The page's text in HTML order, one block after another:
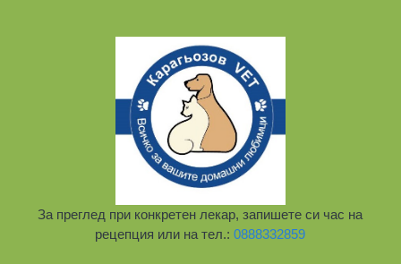
За преглед при конкретен лекар, запишете си час на
рецепция или на тел.:0888332859